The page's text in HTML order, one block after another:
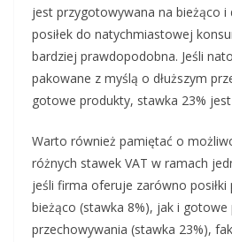
jest przygotowywana na bieżąco i
posiłek do natychmiastowej
bardziej prawdopodobna. Jeśli
pakowane z myślą o dłuższym
gotowe produkty, stawka 23%
Warto również pamiętać o
różnych stawek VAT w ramach
jeśli firma oferuje zarówno
bieżąco (stawka 8%), jak i
przechowywania (stawka 23%),